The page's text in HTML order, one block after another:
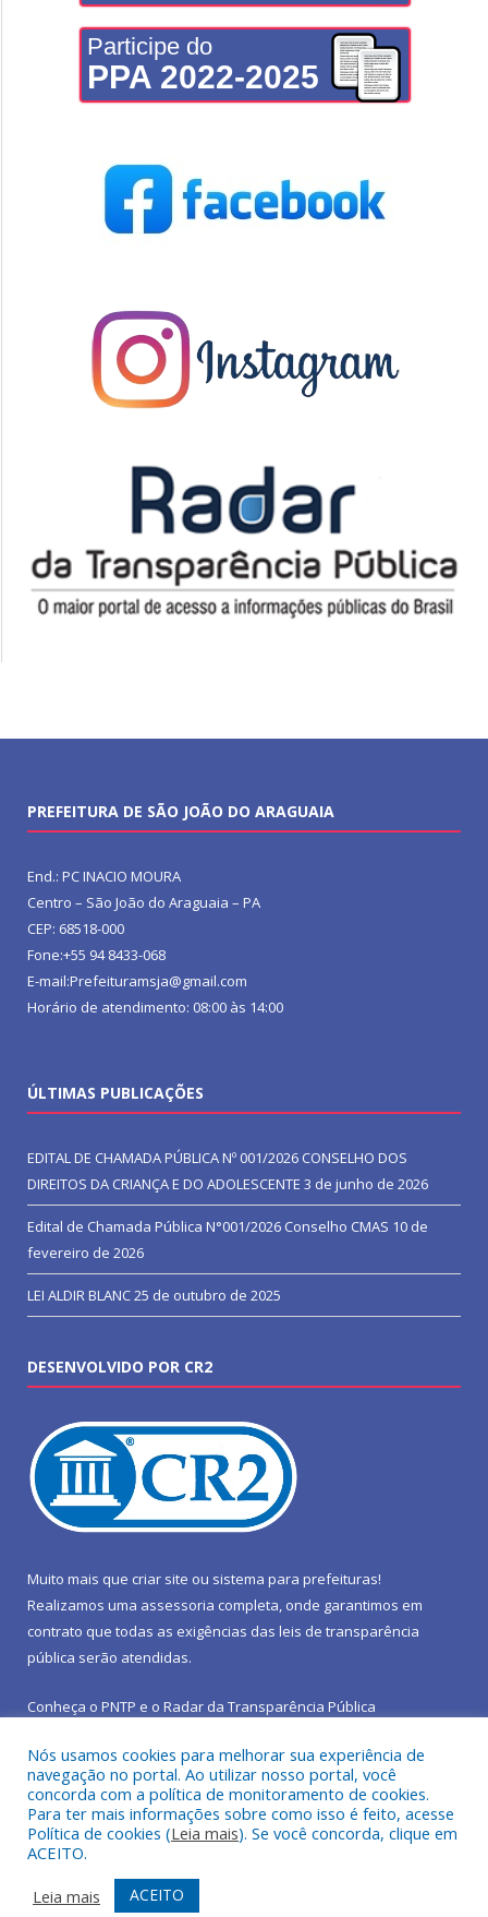
Participe do
PPA 2022-2025
PREFEITURA DE SÃO JOÃO DO ARAGUAIA
End.: PC INACIO MOURA
Centro – São João do Araguaia – PA
CEP: 68518-000
Fone:+55 94 8433-068
E-mail:Prefeituramsja@gmail.com
Horário de atendimento: 08:00 às 14:00
ÚLTIMAS PUBLICAÇÕES
EDITAL DE CHAMADA PÚBLICA Nº 001/2026 CONSELHO DOS
DIREITOS DA CRIANÇA E DO ADOLESCENTE 3 de junho de 2026
Edital de Chamada Pública N°001/2026 Conselho CMAS 10 de
fevereiro de 2026
LEI ALDIR BLANC25 de outubro de 2025
DESENVOLVIDO POR CR2
Muito mais que criar site ou sistema para prefeituras!
Realizamos uma assessoria completa, onde garantimos em
contrato que todas as exigências das leis de transparência
pública serão atendidas.
Conheça o PNTP e o Radar da Transparência Pública
Todos os direitos reservados a Prefeitura Municipal de São João
do Araguaia.
Mapa do Site
Acessar Área Administrativa
Nós usamos cookies para melhorar sua experiência de
navegação no portal. Ao utilizar nosso portal, você
concorda com a política de monitoramento de cookies.
Para ter mais informações sobre como isso é feito, acesse
Política de cookies (Leia mais). Se você concorda, clique em
ACEITO.
Leia mais
ACEITO